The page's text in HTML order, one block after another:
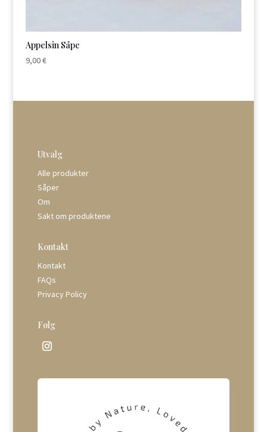
Appelsin Såpe
9,00€
Utvalg
Alle produkter
Såper
Om
Sakt om produktene
Kontakt
Kontakt
FAQs
Privacy Policy
Følg